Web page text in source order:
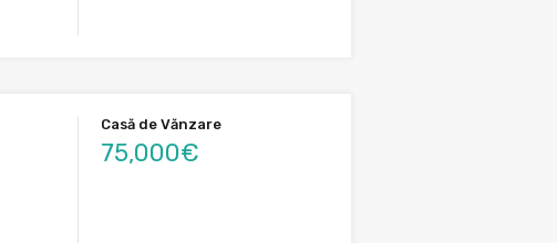
Casă de Vănzare
75,000€